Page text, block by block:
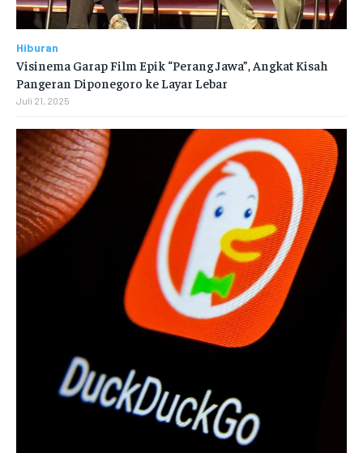
Hiburan
Visinema Garap Film Epik “Perang Jawa”, Angkat Kisah
Pangeran Diponegoro ke Layar Lebar
Juli 21, 2025